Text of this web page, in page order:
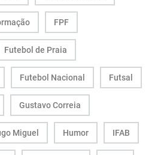
FPF
Futebol de Praia
Futebol Nacional Futsal
Gustavo Correia
Miguel Humor IFAB